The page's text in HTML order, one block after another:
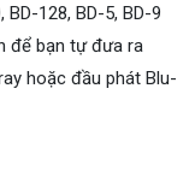
BD-128, BD-5, BD-9
để bạn tự đưa ra
hoặc đầu phát Blu-